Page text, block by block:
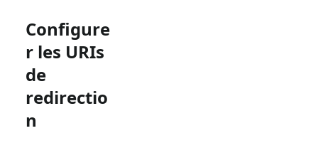
Configure
r les URIs
de
redirectio
n